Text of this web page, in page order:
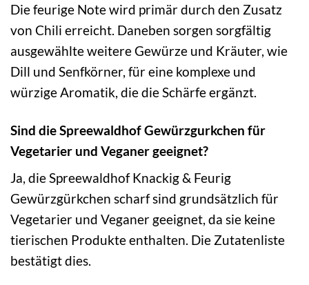
Die feurige Note wird primär durch den Zusatz
von Chili erreicht. Daneben sorgen sorgfältig
ausgewählte weitere Gewürze und Kräuter, wie
Dill und Senfkörner, für eine komplexe und
würzige Aromatik, die die Schärfe ergänzt.
Sind die Spreewaldhof Gewürzgurkchen für
Vegetarier und Veganer geeignet?
Ja, die Spreewaldhof Knackig & Feurig
Gewürzgürkchen scharf sind grundsätzlich für
Vegetarier und Veganer geeignet, da sie keine
tierischen Produkte enthalten. Die Zutatenliste
bestätigt dies.